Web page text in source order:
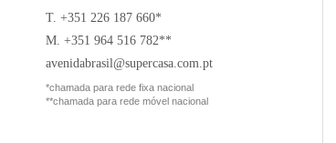
T. +351 226 187 660*
M. +351 964 516 782**
avenidabrasil@supercasa.com.pt
*chamada para rede fixa nacional
**chamada para rede móvel nacional